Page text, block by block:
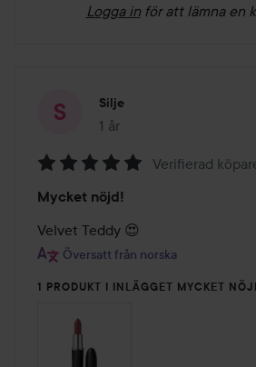
Logga in för att lämna en
Silje
1 år
Inlägget skapades 1 år
5
av
5
Verifierad
Mycket nöjd!
Velvet Teddy 😍
Översatt från norska
1 PRODUKT I INLÄGGET MYCKET